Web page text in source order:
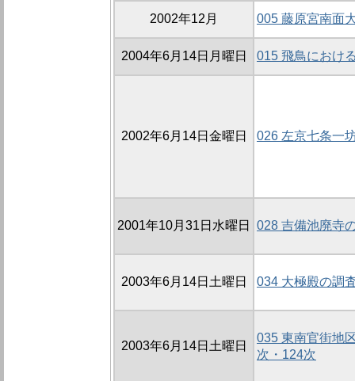
2002年12月 005 藤原宮南面
2004年6月14日月曜日 015 飛鳥におけ
2002年6月14日金曜日 026 左京七条一
2001年10月31日水曜日 028 吉備池廃寺
2003年6月14日土曜日 034 大極殿の調
2003年6月14日土曜日
035 東南官街地
次・124次